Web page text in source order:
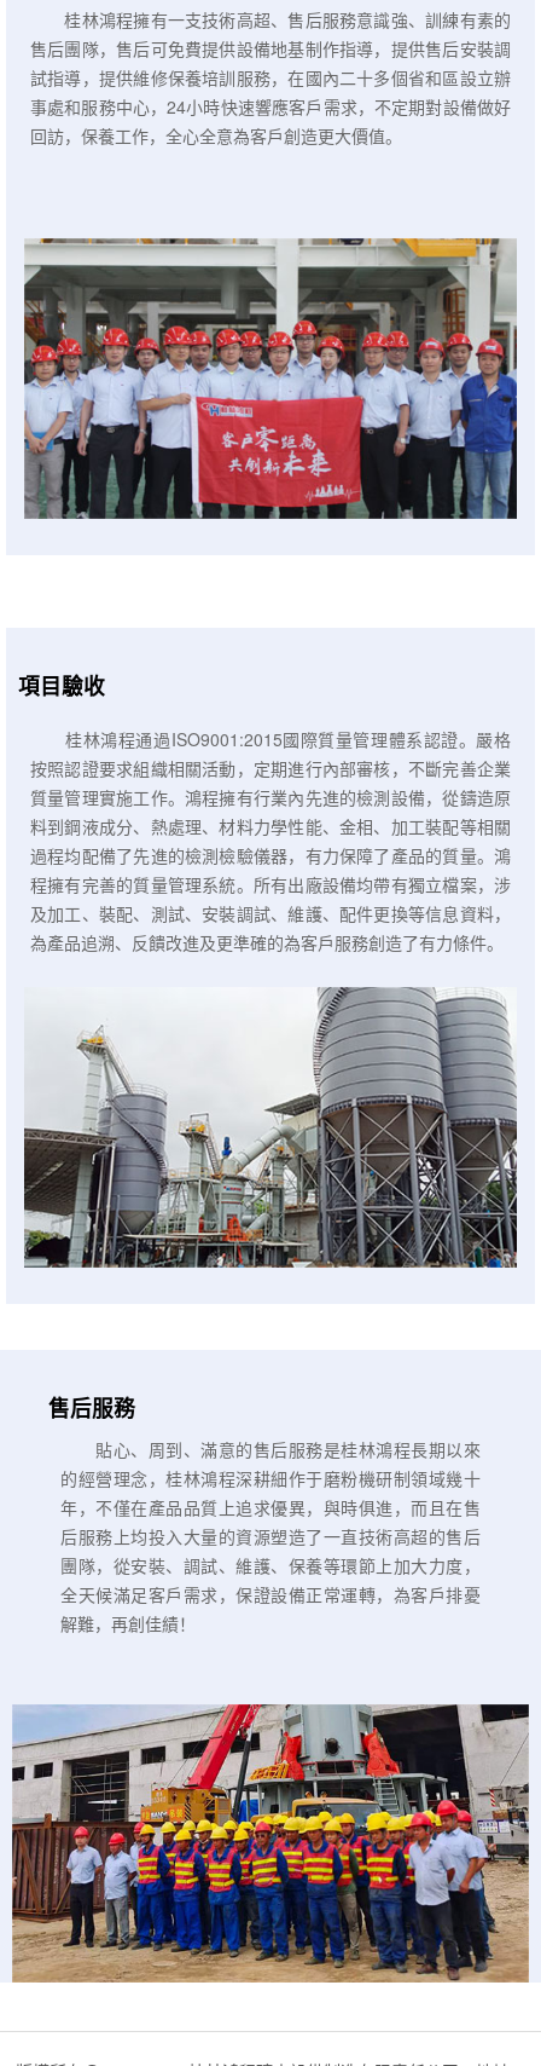
桂林鴻程擁有一支技術高超、售后服務意識強、訓練有素的
售后團隊，售后可免費提供設備地基制作指導，提供售后安裝調
試指導，提供維修保養培訓服務，在國內二十多個省和區設立辦
事處和服務中心，24小時快速響應客戶需求，不定期對設備做好
回訪，保養工作，全心全意為客戶創造更大價值。
項目驗收
桂林鴻程通過ISO9001:2015國際質量管理體系認證。嚴格
按照認證要求組織相關活動，定期進行內部審核，不斷完善企業
質量管理實施工作。鴻程擁有行業內先進的檢測設備，從鑄造原
料到鋼液成分、熱處理、材料力學性能、金相、加工裝配等相關
過程均配備了先進的檢測檢驗儀器，有力保障了產品的質量。鴻
程擁有完善的質量管理系統。所有出廠設備均帶有獨立檔案，涉
及加工、裝配、測試、安裝調試、維護、配件更換等信息資料，
為產品追溯、反饋改進及更準確的為客戶服務創造了有力條件。
售后服務
貼心、周到、滿意的售后服務是桂林鴻程長期以來
的經營理念，桂林鴻程深耕細作于磨粉機研制領域幾十
年，不僅在產品品質上追求優異，與時俱進，而且在售
后服務上均投入大量的資源塑造了一直技術高超的售后
團隊，從安裝、調試、維護、保養等環節上加大力度，
全天候滿足客戶需求，保證設備正常運轉，為客戶排憂
解難，再創佳績！